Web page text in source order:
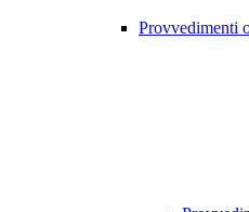
Provvedimenti